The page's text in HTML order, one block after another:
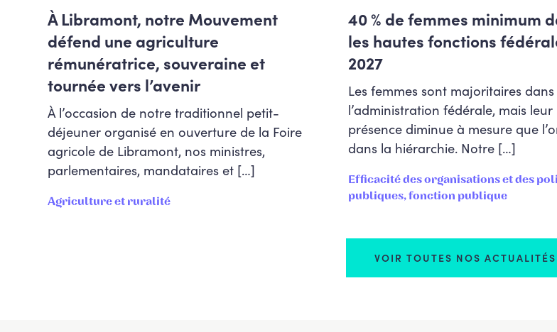
À Libramont, notre Mouvement
défend une agriculture
rémunératrice, souveraine et
tournée vers l’avenir
À l’occasion de notre traditionnel petit-
déjeuner organisé en ouverture de la Foire
agricole de Libramont, nos ministres,
parlementaires, mandataires et […]
Agriculture et ruralité
40 % de femmes minimum
les hautes fonctions
2027
Les femmes sont majoritaires dans
l’administration fédérale, mais leur
présence diminue à mesure que
dans la hiérarchie. Notre […]
Efficacité des organisations et des
publiques, fonction publique
VOIR TOUTES NOS ACTUALITÉS